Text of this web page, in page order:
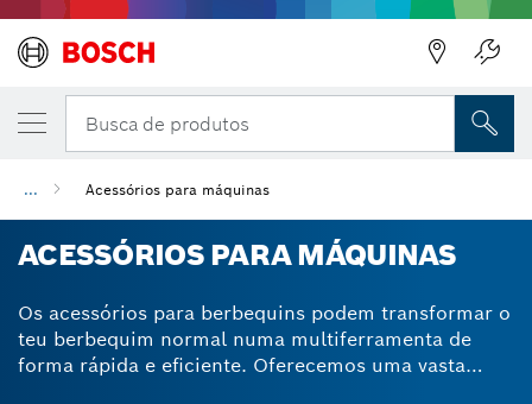
Busca de produtos
... Acessórios para máquinas
ACESSÓRIOS PARA MÁQUINAS
Os acessórios para berbequins podem transformar o
teu berbequim normal numa multiferramenta de
forma rápida e eficiente. Oferecemos uma vasta